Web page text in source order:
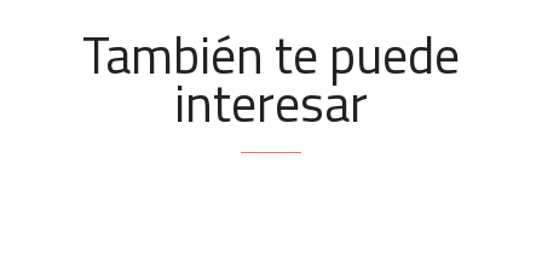
También te puede
interesar